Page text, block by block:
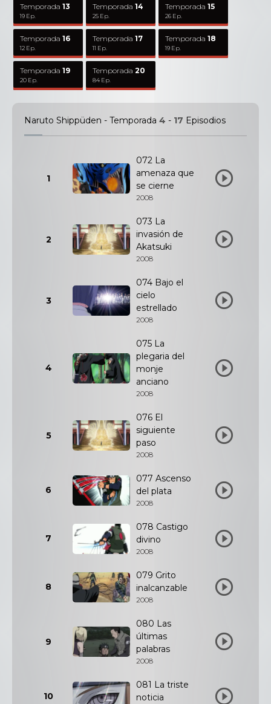
Temporada13
19 Ep.
Temporada14
25 Ep.
Temporada15
26 Ep.
Temporada16
12 Ep.
Temporada17
11 Ep.
Temporada18
19 Ep.
Temporada19
20 Ep.
Temporada20
84 Ep.
Naruto Shippüden - Temporada 4 - 17 Episodios
1
072 La
amenaza que
se cierne
2008
2
073 La
invasión de
Akatsuki
2008
3
074 Bajo el
cielo
estrellado
2008
4
075 La
plegaria del
monje
anciano
2008
5
076 El
siguiente
paso
2008
6
077 Ascenso
del plata
2008
7
078 Castigo
divino
2008
8
079 Grito
inalcanzable
2008
9
080 Las
últimas
palabras
2008
10
081 La triste
noticia